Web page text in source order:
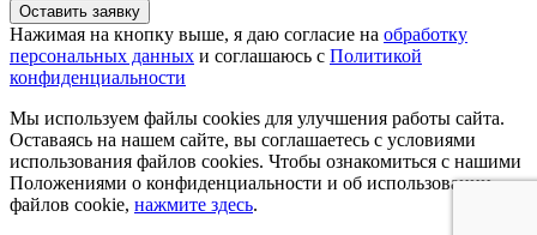
Оставить заявку
Нажимая на кнопку выше, я даю согласие на обработку
персональных данных и соглашаюсь с Политикой
конфиденциальности
Мы используем файлы cookies для улучшения работы сайта.
Оставаясь на нашем сайте, вы соглашаетесь с условиями
использования файлов cookies. Чтобы ознакомиться с нашими
Положениями о конфиденциальности и об использовании
файлов cookie, нажмите здесь.